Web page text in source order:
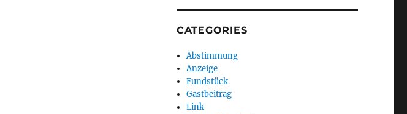
CATEGORIES
Abstimmung
Anzeige
Fundstück
Gastbeitrag
Link